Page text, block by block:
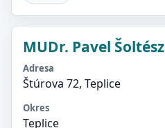
MUDr. Pavel Šoltész
Adresa
Štúrova 72, Teplice
Okres
Teplice